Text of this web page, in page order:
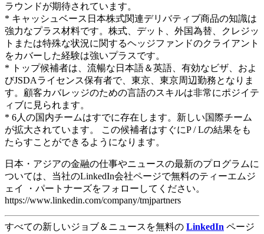
ラウンドが期待されています。
* キャッシュベース日本株式関連デリバティブ商品の知識は
強力なプラス材料です。株式、デット、外国為替、クレジッ
トまたは特殊な状況に関するヘッジファンドのクライアント
をカバーした経験は強いプラスです。
* トップ候補者は、流暢な日本語＆英語、有効なビザ、およ
びJSDAライセンス保有者で、東京、東京周辺勤務となりま
す。顧客カバレッジのための言語のスキルは非常にポジイテ
ィブに見られます。
​* 6人の国内チームはすでに存在します。新しい国際チーム
が拡大されています。 この候補者はすぐにP / Lの結果をも
たらすことができるようになります。
日本・アジアの金融の仕事やニュースの最新のプログラムに
ついては、当社のLinkedIn会社ページで無料のティーエムジ
ェイ ・パートナーズをフォローしてください。
https://www.linkedin.com/company/tmjpartners
すべての新しいジョブ＆ニュースを無料の LinkedIn ページ